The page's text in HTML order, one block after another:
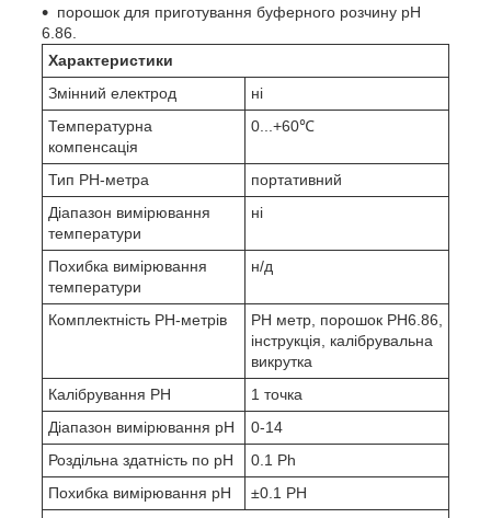
порошок для приготування буферного розчину рН
6.86.
Характеристики
Змінний електрод
ні
Температурна
компенсація
0...+60℃
Тип PH-метра
портативний
Діапазон вимірювання
температури
ні
Похибка вимірювання
температури
н/д
Комплектність PH-метрів
PH метр, порошок PH6.86,
інструкція, калібрувальна
викрутка
Калібрування PH
1 точка
Діапазон вимірювання pH
0-14
Роздільна здатність по pH
0.1 Ph
Похибка вимірювання pH
±0.1 PH